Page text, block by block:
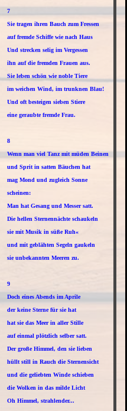
7
Sie tragen ihren Bauch zum Fressen
auf fremde Schiffe wie nach Haus
Und strecken selig im Vergessen
ihn auf die fremden Frauen aus.
Sie leben schön wie noble Tiere
im weichen Wind, im trunknen Blau!
Und oft besteigen sieben Stiere
eine geraubte fremde Frau.
8
Wenn man viel Tanz mit müden Beinen
und Sprit in satten Bäuchen hat
mag Mond und zugleich Sonne
scheinen:
Man hat Gesang und Messer satt.
Die hellen Sternennächte schaukeln
sie mit Musik in süße Ruh«
und mit geblähten Segeln gaukeln
sie unbekannten Meeren zu.
9
Doch eines Abends im Aprile
der keine Sterne für sie hat
hat sie das Meer in aller Stille
auf einmal plötzlich selber satt.
Der große Himmel, den sie lieben
hüllt still in Rauch die Sternensicht
und die geliebten Winde schieben
die Wolken in das milde Licht
Oh Himmel, strahlender...